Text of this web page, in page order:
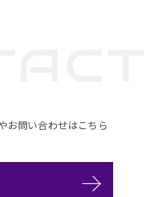
お問い合わせはこちら